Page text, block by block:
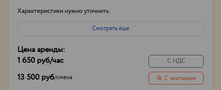
Характеристики нужно уточнить.
Смотреть еще
Цена аренды:
1 650 руб/час
13 500 руб/смена
С НДС
С экипажем